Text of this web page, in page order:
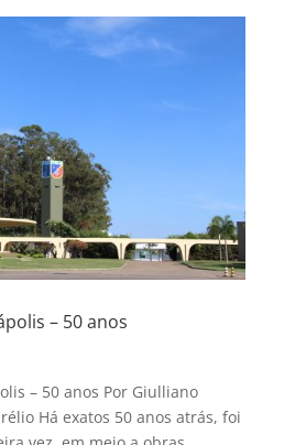
– 50 anos
– 50 anos Por Giulliano
Há exatos 50 anos atrás, foi